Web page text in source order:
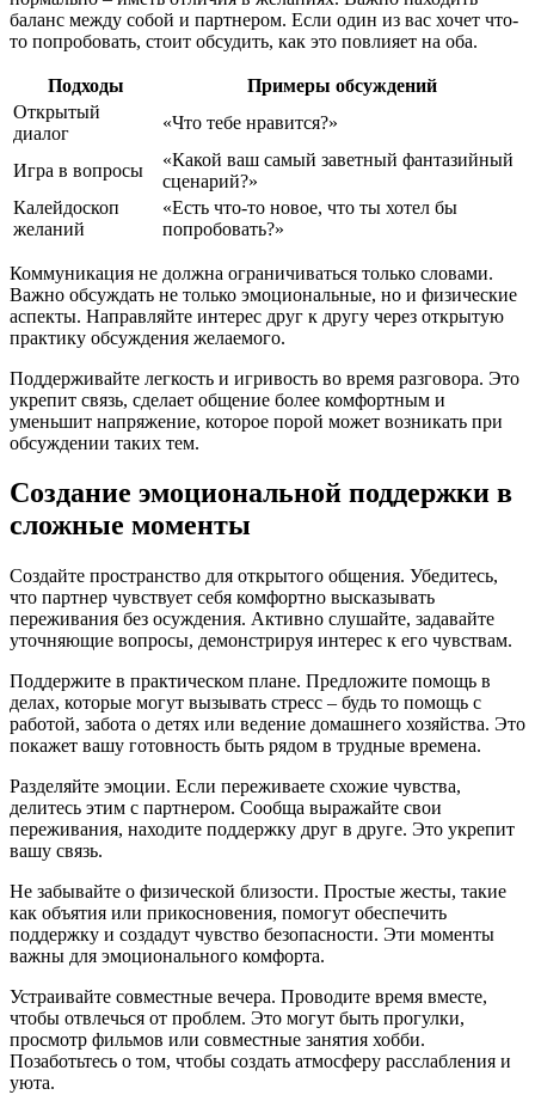
баланс между собой и партнером. Если один из вас хочет что-
то попробовать, стоит обсудить, как это повлияет на оба.
Подходы
Примеры обсуждений
Открытый
диалог
«Что тебе нравится?»
Игра в вопросы
«Какой ваш самый заветный фантазийный
сценарий?»
Калейдоскоп
желаний
«Есть что-то новое, что ты хотел бы
попробовать?»
Коммуникация не должна ограничиваться только словами.
Важно обсуждать не только эмоциональные, но и физические
аспекты. Направляйте интерес друг к другу через открытую
практику обсуждения желаемого.
Поддерживайте легкость и игривость во время разговора. Это
укрепит связь, сделает общение более комфортным и
уменьшит напряжение, которое порой может возникать при
обсуждении таких тем.
Создание эмоциональной поддержки в
сложные моменты
Создайте пространство для открытого общения. Убедитесь,
что партнер чувствует себя комфортно высказывать
переживания без осуждения. Активно слушайте, задавайте
уточняющие вопросы, демонстрируя интерес к его чувствам.
Поддержите в практическом плане. Предложите помощь в
делах, которые могут вызывать стресс – будь то помощь с
работой, забота о детях или ведение домашнего хозяйства. Это
покажет вашу готовность быть рядом в трудные времена.
Разделяйте эмоции. Если переживаете схожие чувства,
делитесь этим с партнером. Сообща выражайте свои
переживания, находите поддержку друг в друге. Это укрепит
вашу связь.
Не забывайте о физической близости. Простые жесты, такие
как объятия или прикосновения, помогут обеспечить
поддержку и создадут чувство безопасности. Эти моменты
важны для эмоционального комфорта.
Устраивайте совместные вечера. Проводите время вместе,
чтобы отвлечься от проблем. Это могут быть прогулки,
просмотр фильмов или совместные занятия хобби.
Позаботьтесь о том, чтобы создать атмосферу расслабления и
уюта.